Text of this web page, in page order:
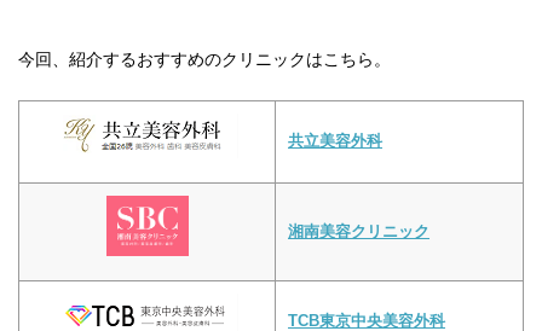
今回、紹介するおすすめのクリニックはこちら。
共立美容外科
湘南美容クリニック
TCB東京中央美容外科